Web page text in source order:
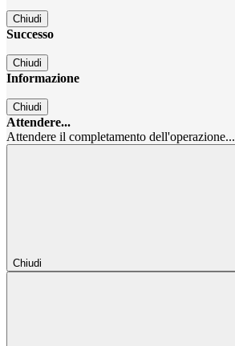
Chiudi
Successo
Chiudi
Informazione
Chiudi
Attendere...
Attendere il completamento dell'operazione...
Chiudi